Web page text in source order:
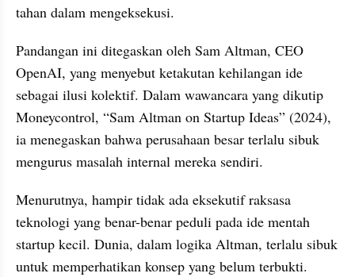
tahan dalam mengeksekusi.
Pandangan ini ditegaskan oleh Sam Altman, CEO
OpenAI, yang menyebut ketakutan kehilangan ide
sebagai ilusi kolektif. Dalam wawancara yang dikutip
Moneycontrol, “Sam Altman on Startup Ideas” (2024),
ia menegaskan bahwa perusahaan besar terlalu sibuk
mengurus masalah internal mereka sendiri.
Menurutnya, hampir tidak ada eksekutif raksasa
teknologi yang benar-benar peduli pada ide mentah
startup kecil. Dunia, dalam logika Altman, terlalu sibuk
untuk memperhatikan konsep yang belum terbukti.